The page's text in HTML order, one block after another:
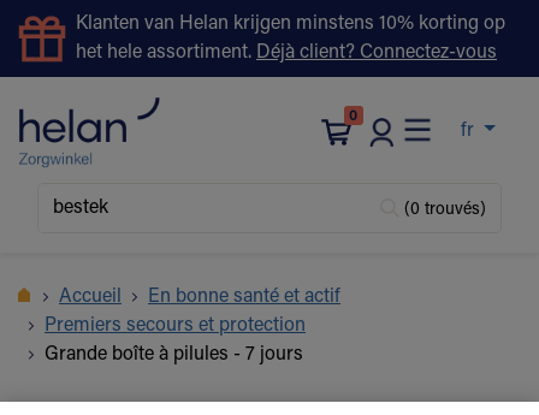
Klanten van Helan krijgen minstens 10% korting op
het hele assortiment. Déjà client? Connectez-vous
0
fr
(0 trouvés)
Accueil
En bonne santé et actif
Premiers secours et protection
Grande boîte à pilules - 7 jours